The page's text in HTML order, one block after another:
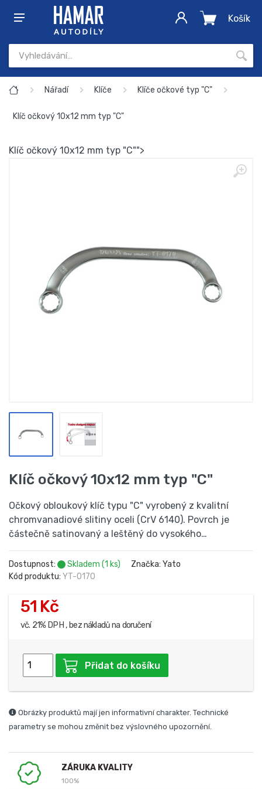
Košík
Nářadí Klíče Klíče očkové typ "C"
Klíč očkový 10x12 mm typ "C"
Klíč očkový 10x12 mm typ "C"">
Klíč očkový 10x12 mm typ "C"
Očkový obloukový klíč typu "C" vyrobený z kvalitní
chromvanadiové slitiny oceli (CrV 6140). Povrch je
částečně satinovaný a leštěný do vysokého…
Dostupnost: Skladem (1 ks)
Značka: Yato
Kód produktu: YT-0170
51 Kč
vč. 21% DPH , bez nákladů na doručení
Přidat do košíku
Obrázky produktů mají jen informativní charakter. Technické
parametry se mohou změnit bez výslovného upozornění.
ZÁRUKA KVALITY
100%